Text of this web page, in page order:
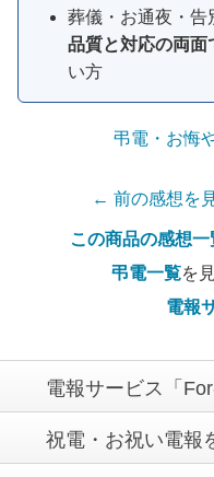
葬儀・お通夜・告
品質と対応の両面
い方
弔電・お悔
← 前の感想を
この商品の感想一
弔電一覧を
電報
電報サービス「
祝電・お祝い電報